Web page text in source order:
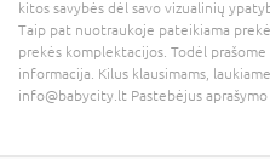
kitos savybės dėl savo vizualinių
Taip pat nuotraukoje pateikiama
prekės komplektacijos. Todėl
informacija. Kilus klausimams,
info@babycity.lt Pastebėjus